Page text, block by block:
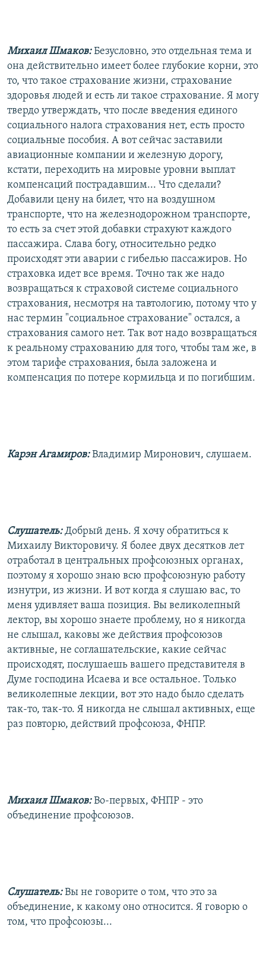
Михаил Шмаков: Безусловно, это отдельная тема и
она действительно имеет более глубокие корни, это
то, что такое страхование жизни, страхование
здоровья людей и есть ли такое страхование. Я могу
твердо утверждать, что после введения единого
социального налога страхования нет, есть просто
социальные пособия. А вот сейчас заставили
авиационные компании и железную дорогу,
кстати, переходить на мировые уровни выплат
компенсаций пострадавшим... Что сделали?
Добавили цену на билет, что на воздушном
транспорте, что на железнодорожном транспорте,
то есть за счет этой добавки страхуют каждого
пассажира. Слава богу, относительно редко
происходят эти аварии с гибелью пассажиров. Но
страховка идет все время. Точно так же надо
возвращаться к страховой системе социального
страхования, несмотря на тавтологию, потому что у
нас термин "социальное страхование" остался, а
страхования самого нет. Так вот надо возвращаться
к реальному страхованию для того, чтобы там же, в
этом тарифе страхования, была заложена и
компенсация по потере кормильца и по погибшим.
Карэн Агамиров: Владимир Миронович, слушаем.
Слушатель: Добрый день. Я хочу обратиться к
Михаилу Викторовичу. Я более двух десятков лет
отработал в центральных профсоюзных органах,
поэтому я хорошо знаю всю профсоюзную работу
изнутри, из жизни. И вот когда я слушаю вас, то
меня удивляет ваша позиция. Вы великолепный
лектор, вы хорошо знаете проблему, но я никогда
не слышал, каковы же действия профсоюзов
активные, не соглашательские, какие сейчас
происходят, послушаешь вашего представителя в
Думе господина Исаева и все остальное. Только
великолепные лекции, вот это надо было сделать
так-то, так-то. Я никогда не слышал активных, еще
раз повторю, действий профсоюза, ФНПР.
Михаил Шмаков: Во-первых, ФНПР - это
объединение профсоюзов.
Слушатель:Вы не говорите о том, что это за
объединение, к какому оно относится. Я говорю о
том, что профсоюзы...